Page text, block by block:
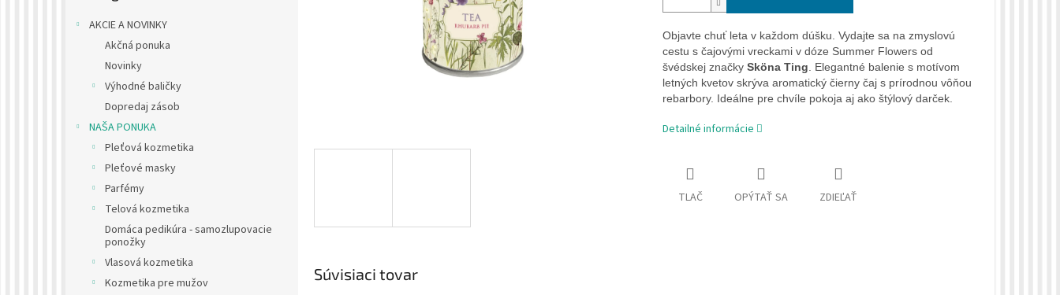
AKCIE A NOVINKY
Akčná ponuka
Novinky
Výhodné baličky
Dopredaj zásob
NAŠA PONUKA
Pleťová kozmetika
Pleťové masky
Parfémy
Telová kozmetika
Domáca pedikúra - samozlupovacie
ponožky
Vlasová kozmetika
Kozmetika pre mužov
Objavte chuť leta v každom dúšku. Vydajte sa na zmyslovú
cestu s čajovými vreckami v dóze Summer Flowers od
švédskej značky Sköna Ting. Elegantné balenie s motívom
letných kvetov skrýva aromatický čierny čaj s prírodnou vôňou
rebarbory. Ideálne pre chvíle pokoja aj ako štýlový darček.
Detailné informácie
TLAČ OPÝTAŤ SA ZDIEĽAŤ
Súvisiaci tovar